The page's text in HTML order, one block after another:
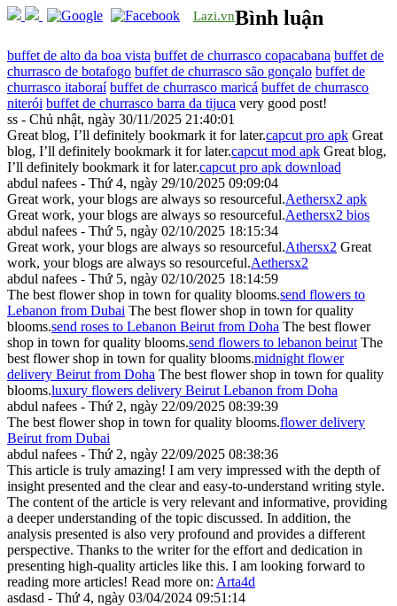
Lazi.vnBình luận
buffet de alto da boa vista buffet de churrasco copacabana buffet de
churrasco de botafogo buffet de churrasco são gonçalo buffet de
churrasco itaboraí buffet de churrasco maricá buffet de churrasco
niterói buffet de churrasco barra da tijuca very good post!
ss - Chủ nhật, ngày 30/11/2025 21:40:01
Great blog, I’ll definitely bookmark it for later.capcut pro apk Great
blog, I’ll definitely bookmark it for later.capcut mod apk Great blog,
I’ll definitely bookmark it for later.capcut pro apk download
abdul nafees - Thứ 4, ngày 29/10/2025 09:09:04
Great work, your blogs are always so resourceful.Aethersx2 apk
Great work, your blogs are always so resourceful.Aethersx2 bios
abdul nafees - Thứ 5, ngày 02/10/2025 18:15:34
Great work, your blogs are always so resourceful.Athersx2 Great
work, your blogs are always so resourceful.Aethersx2
abdul nafees - Thứ 5, ngày 02/10/2025 18:14:59
The best flower shop in town for quality blooms.send flowers to
Lebanon from Dubai The best flower shop in town for quality
blooms.send roses to Lebanon Beirut from Doha The best flower
shop in town for quality blooms.send flowers to lebanon beirut The
best flower shop in town for quality blooms.midnight flower
delivery Beirut from Doha The best flower shop in town for quality
blooms.luxury flowers delivery Beirut Lebanon from Doha
abdul nafees - Thứ 2, ngày 22/09/2025 08:39:39
The best flower shop in town for quality blooms.flower delivery
Beirut from Dubai
abdul nafees - Thứ 2, ngày 22/09/2025 08:38:36
This article is truly amazing! I am very impressed with the depth of
insight presented and the clear and easy-to-understand writing style.
The content of the article is very relevant and informative, providing
a deeper understanding of the topic discussed. In addition, the
analysis presented is also very profound and provides a different
perspective. Thanks to the writer for the effort and dedication in
presenting high-quality articles like this. I am looking forward to
reading more articles! Read more on: Arta4d
asdasd - Thứ 4, ngày 03/04/2024 09:51:14